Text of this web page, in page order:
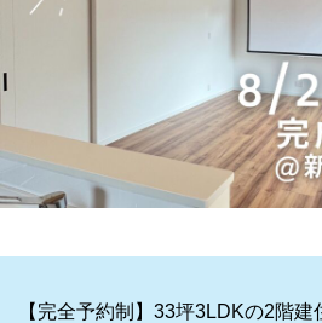
【完全予約制】33坪3LDKの2階